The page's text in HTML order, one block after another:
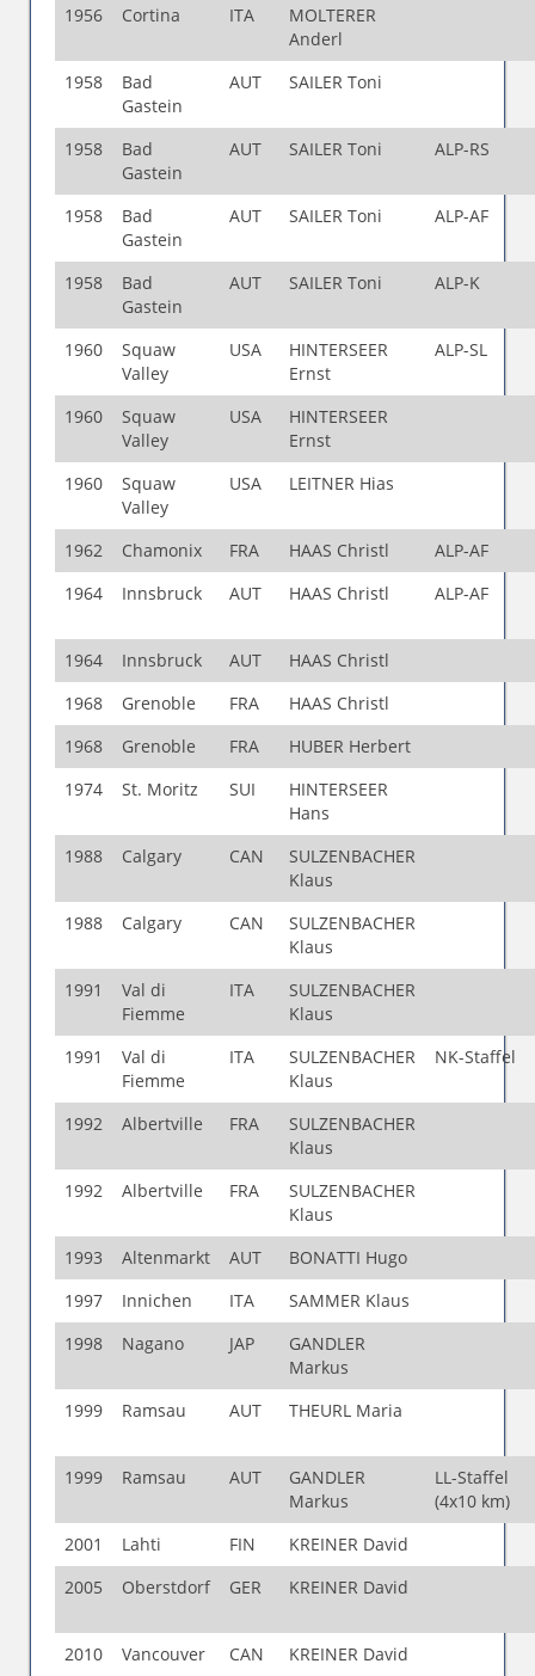
1956
Cortina ITA
MOLTERER
Anderl
1958
Bad
Gastein
AUT SAILER Toni
1958
Bad
Gastein
AUT SAILER Toni ALP-RS
1958
Bad
Gastein
AUT SAILER Toni ALP-AF
1958
Bad
Gastein
AUT SAILER Toni ALP-K
1960
Squaw
Valley
USA
HINTERSEER
Ernst
ALP-SL
1960
Squaw
Valley
USA
HINTERSEER
Ernst
1960
Squaw
Valley
USA LEITNER Hias
1962 Chamonix FRA HAAS Christl
ALP-AF
1964
Innsbruck AUT HAAS Christl ALP-AF
1964 Innsbruck AUT
HAAS Christl
1968
Grenoble FRA
HAAS Christl
1968
Grenoble FRA
HUBER Herbert
1974
St. Moritz SUI
HINTERSEER
Hans
1988
Calgary CAN
SULZENBACHER
Klaus
1988
Calgary CAN
SULZENBACHER
Klaus
1991
Val di
Fiemme
ITA
SULZENBACHER
Klaus
1991
Val di
Fiemme
ITA
SULZENBACHER
Klaus
NK-Staffel
1992 Albertville FRA
SULZENBACHER
Klaus
1992
Albertville FRA
SULZENBACHER
Klaus
1993
Altenmarkt AUT
BONATTI Hugo
1997
Innichen ITA
SAMMER Klaus
1998
Nagano JAP
GANDLER
Markus
1999
Ramsau AUT THEURL Maria
1999 Ramsau AUT
GANDLER
Markus
LL-Staffel
(4x10 km)
2001
Lahti FIN
KREINER David
2005
Oberstdorf GER KREINER David
2010 Vancouver CAN KREINER David